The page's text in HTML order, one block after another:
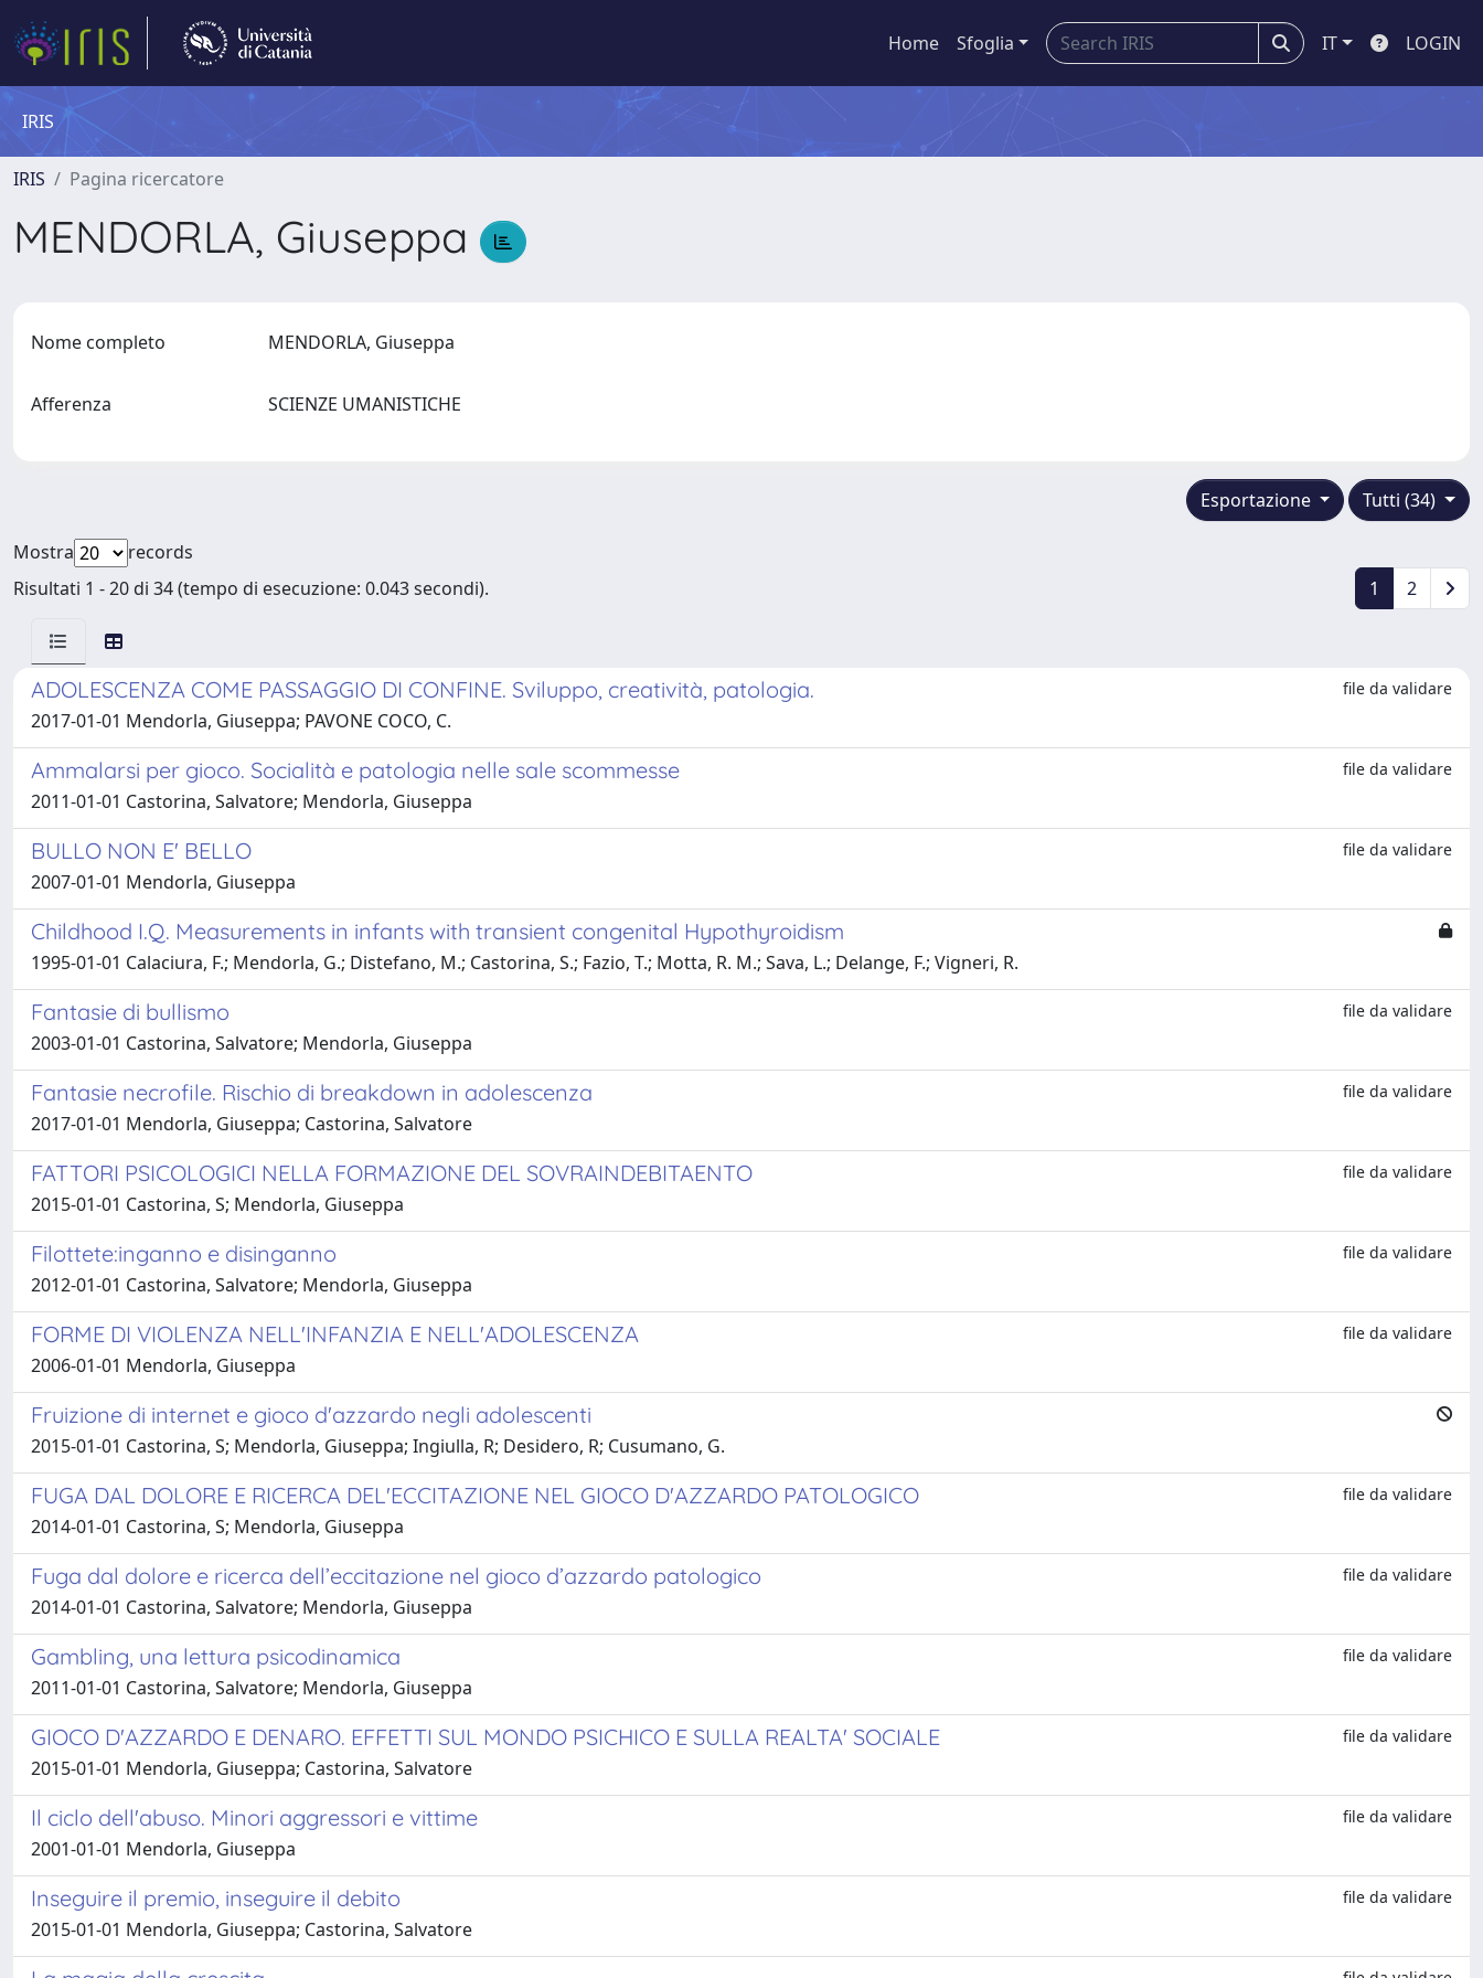
Home Sfoglia IT LOGIN
IRIS
IRIS Pagina ricercatore
MENDORLA, Giuseppa
Nome completo MENDORLA, Giuseppa
Afferenza SCIENZE UMANISTICHE
Tutti (34)
Esportazione
Mostra
records
Risultati 1 - 20 di 34 (tempo di esecuzione: 0.043 secondi).
1 2
ADOLESCENZA COME PASSAGGIO DI CONFINE. Sviluppo, creatività, patologia. file da validare
2017-01-01 Mendorla, Giuseppa; PAVONE COCO, C.
Ammalarsi per gioco. Socialità e patologia nelle sale scommesse file da validare
2011-01-01 Castorina, Salvatore; Mendorla, Giuseppa
BULLO NON E' BELLO file da validare
2007-01-01 Mendorla, Giuseppa
Childhood I.Q. Measurements in infants with transient congenital Hypothyroidism
1995-01-01 Calaciura, F.; Mendorla, G.; Distefano, M.; Castorina, S.; Fazio, T.; Motta, R. M.; Sava, L.; Delange, F.; Vigneri, R.
Fantasie di bullismo file da validare
2003-01-01 Castorina, Salvatore; Mendorla, Giuseppa
Fantasie necrofile. Rischio di breakdown in adolescenza file da validare
2017-01-01 Mendorla, Giuseppa; Castorina, Salvatore
FATTORI PSICOLOGICI NELLA FORMAZIONE DEL SOVRAINDEBITAENTO file da validare
2015-01-01 Castorina, S; Mendorla, Giuseppa
Filottete:inganno e disinganno file da validare
2012-01-01 Castorina, Salvatore; Mendorla, Giuseppa
FORME DI VIOLENZA NELL'INFANZIA E NELL'ADOLESCENZA file da validare
2006-01-01 Mendorla, Giuseppa
Fruizione di internet e gioco d'azzardo negli adolescenti
2015-01-01 Castorina, S; Mendorla, Giuseppa; Ingiulla, R; Desidero, R; Cusumano, G.
FUGA DAL DOLORE E RICERCA DEL'ECCITAZIONE NEL GIOCO D'AZZARDO PATOLOGICO file da validare
2014-01-01 Castorina, S; Mendorla, Giuseppa
Fuga dal dolore e ricerca dell’eccitazione nel gioco d’azzardo patologico file da validare
2014-01-01 Castorina, Salvatore; Mendorla, Giuseppa
Gambling, una lettura psicodinamica file da validare
2011-01-01 Castorina, Salvatore; Mendorla, Giuseppa
GIOCO D'AZZARDO E DENARO. EFFETTI SUL MONDO PSICHICO E SULLA REALTA' SOCIALE file da validare
2015-01-01 Mendorla, Giuseppa; Castorina, Salvatore
Il ciclo dell'abuso. Minori aggressori e vittime file da validare
2001-01-01 Mendorla, Giuseppa
Inseguire il premio, inseguire il debito file da validare
2015-01-01 Mendorla, Giuseppa; Castorina, Salvatore